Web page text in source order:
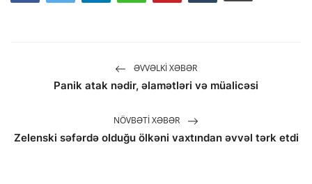
ƏVVƏLKI XƏBƏR
Panik atak nədir, əlamətləri və müalicəsi
NÖVBƏTI XƏBƏR
Zelenski səfərdə olduğu ölkəni vaxtından əvvəl tərk etdi